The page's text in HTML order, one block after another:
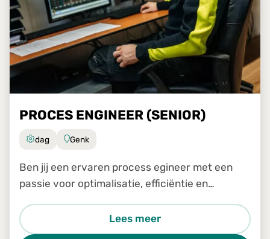
PROCES ENGINEER (SENIOR)
dag Genk
Ben jij een ervaren process egineer met een
passie voor optimalisatie, efficiëntie en
transformatieteam een sleutelrol spelen in het
analyseren, verbeteren e
Lees meer